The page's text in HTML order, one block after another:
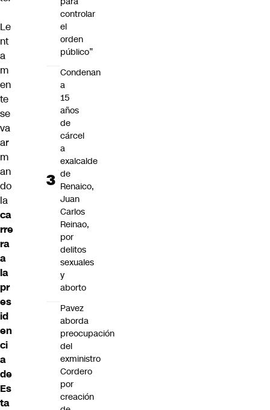
Le
nt
a
m
en
te
se
va
ar
m
an
do
la
ca
rre
ra
a
la
pr
es
id
en
ci
a
de
Es
ta
controlar
el
orden
público”
Condenan
a
15
años
de
cárcel
a
exalcalde
de
Renaico,
Juan
Carlos
Reinao,
por
delitos
sexuales
y
aborto
Pavez
aborda
preocupación
del
exministro
Cordero
por
creación